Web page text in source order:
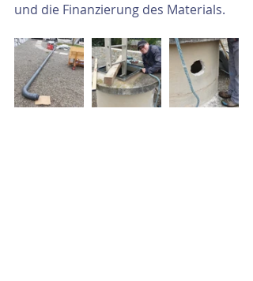
und die Finanzierung des Materials.